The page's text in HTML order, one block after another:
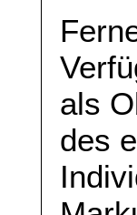
als
des